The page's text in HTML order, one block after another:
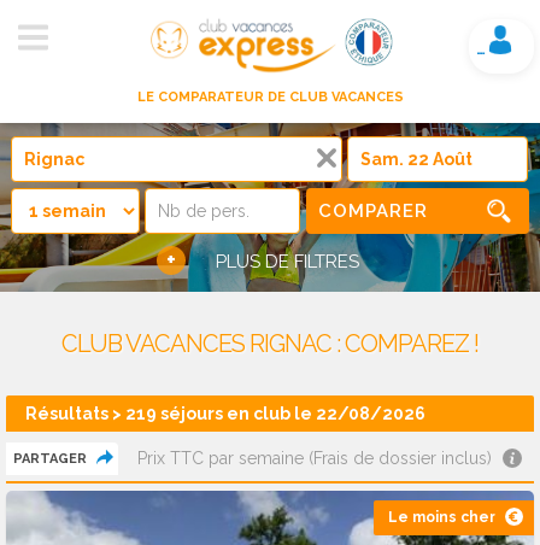
LE COMPARATEUR DE CLUB VACANCES
Mon compte
COMPARER
+ PLUS DE FILTRES
CLUB VACANCES RIGNAC : COMPAREZ !
Résultats > 219 séjours en club le 22/08/2026
PARTAGER Prix TTC par semaine (Frais de dossier inclus)
Le moins cher